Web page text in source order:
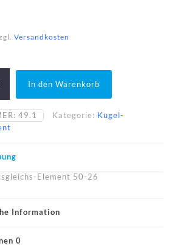
Versandkosten
In den Warenkorb
49.1 Kategorie: Kugel-
Element 50-26
Information
0